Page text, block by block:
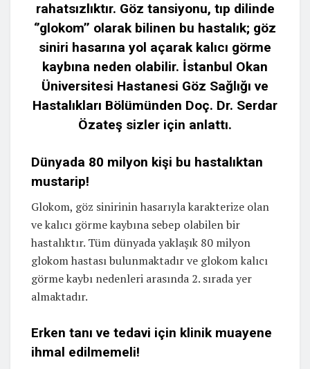
rahatsızlıktır. Göz tansiyonu, tıp dilinde
‘’glokom’’ olarak bilinen bu hastalık; göz
siniri hasarına yol açarak kalıcı görme
kaybına neden olabilir. İstanbul Okan
Üniversitesi Hastanesi Göz Sağlığı ve
Hastalıkları Bölümünden Doç. Dr. Serdar
Özateş sizler için anlattı.
Dünyada 80 milyon kişi bu hastalıktan
mustarip!
Glokom, göz sinirinin hasarıyla karakterize olan
ve kalıcı görme kaybına sebep olabilen bir
hastalıktır. Tüm dünyada yaklaşık 80 milyon
glokom hastası bulunmaktadır ve glokom kalıcı
görme kaybı nedenleri arasında 2. sırada yer
almaktadır.
Erken tanı ve tedavi için klinik muayene
ihmal edilmemeli!